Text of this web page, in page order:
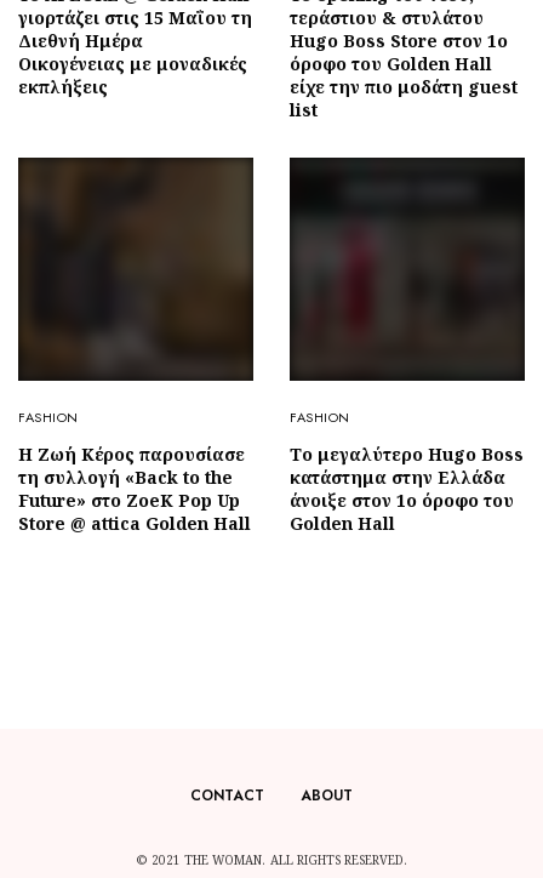
γιορτάζει στις 15 Μαΐου τη
Διεθνή Ημέρα
Οικογένειας με μοναδικές
εκπλήξεις
τεράστιου & στυλάτου
Hugo Boss Store στον 1ο
όροφο του Golden Hall
είχε την πιο μοδάτη guest
list
FASHION
Η Ζωή Κέρος παρουσίασε
τη συλλογή «Back to the
Future» στο ZoeK Pop Up
Store @ attica Golden Hall
FASHION
Το μεγαλύτερο Hugo Boss
κατάστημα στην Ελλάδα
άνοιξε στον 1ο όροφο του
Golden Hall
CONTACT ABOUT
© 2021 THE WOMAN. ALL RIGHTS RESERVED.